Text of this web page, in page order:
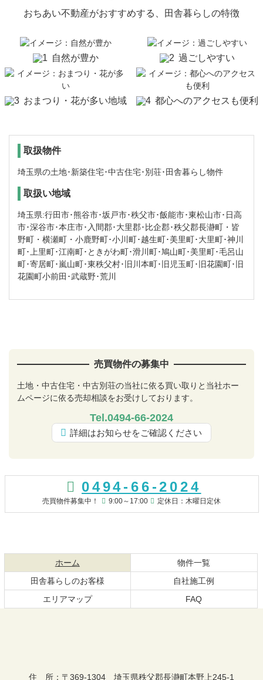
おちあい不動産がおすすめする、 田舎暮らしの特徴
自然が豊か 過ごしやすい
おまつり・花が多い地域 都心へのアクセスも便利
取扱物件
埼玉県の土地･新築住宅･中古住宅･別荘･田舎暮らし物件
取扱い地域
埼玉県:行田市･熊谷市･坂戸市･秩父市･飯能市･東松山市･日高
市･深谷市･本庄市･入間郡･大里郡･比企郡･秩父郡長瀞町・皆
野町・横瀬町・小鹿野町･小川町･越生町･美里町･大里町･神川
町･上里町･江南町･ときがわ町･滑川町･鳩山町･美里町･毛呂山
町･寄居町･嵐山町･東秩父村･旧川本町･旧児玉町･旧花園町･旧
花園町小前田･武蔵野･荒川
売買物件の募集中
土地・中古住宅・中古別荘の当社に依る買い取りと当社ホー
ムページに依る売却相談をお受けしております。
Tel.0494-66-2024
詳細はお知らせをご確認ください
ン
ツ
頭
ー
先
0494-66-2024
売買物件募集中！ 9:00～17:00 定休日：木曜日定休
ホーム
物件一覧
田舎暮らしのお客様
自社施工例
エリアマップ
FAQ
住 所 ： 〒369-1304 埼玉県秩父郡長瀞町本野上245-1